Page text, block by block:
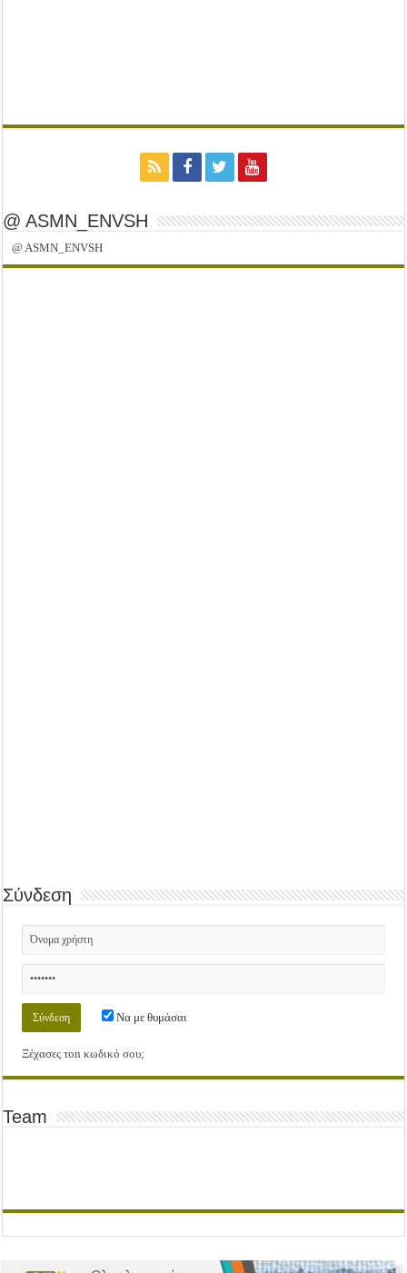
@ ASMN_ENVSH
@ ASMN_ENVSH
Σύνδεση
Να με θυμάσαι
Ξέχασες τοn κωδικό σου;
Team